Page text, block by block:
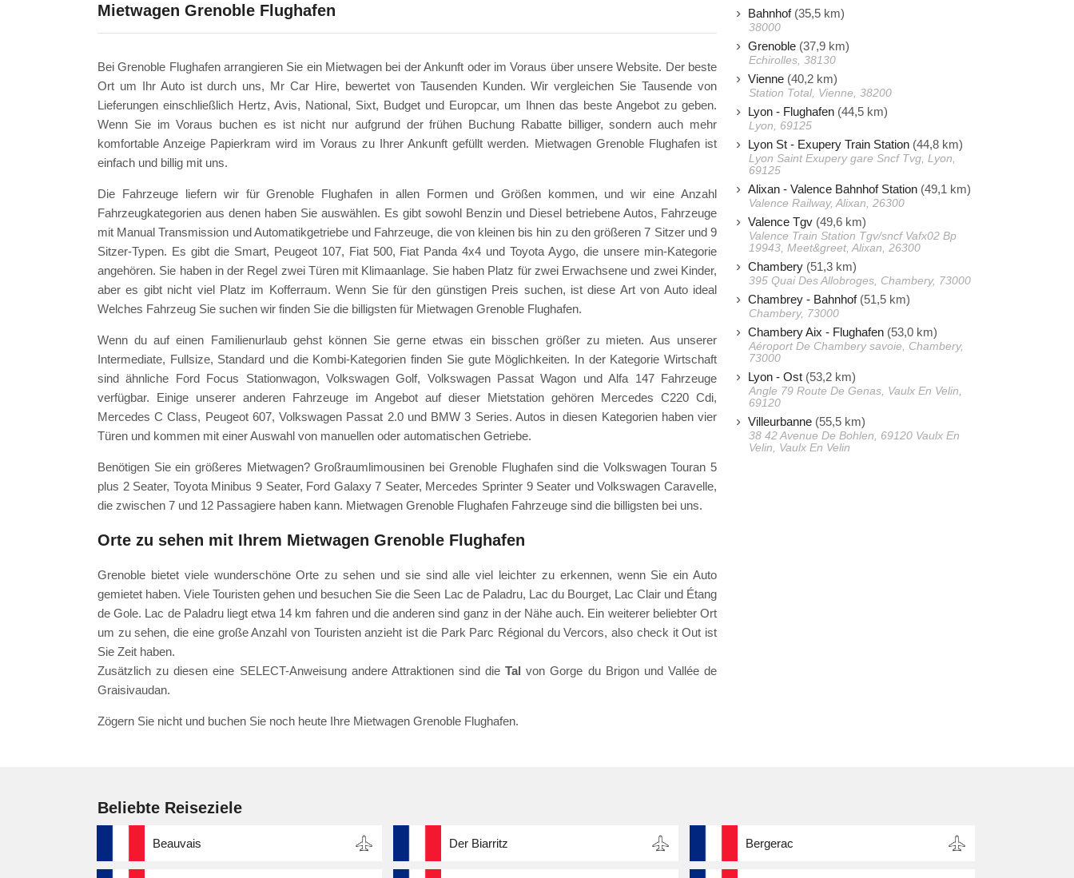
Mietwagen Grenoble Flughafen
Bei Grenoble Flughafen arrangieren Sie ein Mietwagen bei der Ankunft oder im Voraus über unsere Website. Der beste
Ort um Ihr Auto ist durch uns, Mr Car Hire, bewertet von Tausenden Kunden. Wir vergleichen Sie Tausende von
Lieferungen einschließlich Hertz, Avis, National, Sixt, Budget und Europcar, um Ihnen das beste Angebot zu geben.
Wenn Sie im Voraus buchen es ist nicht nur aufgrund der frühen Buchung Rabatte billiger, sondern auch mehr
komfortable Anzeige Papierkram wird im Voraus zu Ihrer Ankunft gefüllt werden. Mietwagen Grenoble Flughafen ist
einfach und billig mit uns.
Die Fahrzeuge liefern wir für Grenoble Flughafen in allen Formen und Größen kommen, und wir eine Anzahl
Fahrzeugkategorien aus denen haben Sie auswählen. Es gibt sowohl Benzin und Diesel betriebene Autos, Fahrzeuge
mit Manual Transmission und Automatikgetriebe und Fahrzeuge, die von kleinen bis hin zu den größeren 7 Sitzer und 9
Sitzer-Typen. Es gibt die Smart, Peugeot 107, Fiat 500, Fiat Panda 4x4 und Toyota Aygo, die unsere min-Kategorie
angehören. Sie haben in der Regel zwei Türen mit Klimaanlage. Sie haben Platz für zwei Erwachsene und zwei Kinder,
aber es gibt nicht viel Platz im Kofferraum. Wenn Sie für den günstigen Preis suchen, ist diese Art von Auto ideal
Welches Fahrzeug Sie suchen wir finden Sie die billigsten für Mietwagen Grenoble Flughafen.
Wenn du auf einen Familienurlaub gehst können Sie gerne etwas ein bisschen größer zu mieten. Aus unserer
Intermediate, Fullsize, Standard und die Kombi-Kategorien finden Sie gute Möglichkeiten. In der Kategorie Wirtschaft
sind ähnliche Ford Focus Stationwagon, Volkswagen Golf, Volkswagen Passat Wagon und Alfa 147 Fahrzeuge
verfügbar. Einige unserer anderen Fahrzeuge im Angebot auf dieser Mietstation gehören Mercedes C220 Cdi,
Mercedes C Class, Peugeot 607, Volkswagen Passat 2.0 und BMW 3 Series. Autos in diesen Kategorien haben vier
Türen und kommen mit einer Auswahl von manuellen oder automatischen Getriebe.
Benötigen Sie ein größeres Mietwagen? Großraumlimousinen bei Grenoble Flughafen sind die Volkswagen Touran 5
plus 2 Seater, Toyota Minibus 9 Seater, Ford Galaxy 7 Seater, Mercedes Sprinter 9 Seater und Volkswagen Caravelle,
die zwischen 7 und 12 Passagiere haben kann. Mietwagen Grenoble Flughafen Fahrzeuge sind die billigsten bei uns.
Orte zu sehen mit Ihrem Mietwagen Grenoble Flughafen
Grenoble bietet viele wunderschöne Orte zu sehen und sie sind alle viel leichter zu erkennen, wenn Sie ein Auto
gemietet haben. Viele Touristen gehen und besuchen Sie die Seen Lac de Paladru, Lac du Bourget, Lac Clair und Étang
de Gole. Lac de Paladru liegt etwa 14 km fahren und die anderen sind ganz in der Nähe auch. Ein weiterer beliebter Ort
um zu sehen, die eine große Anzahl von Touristen anzieht ist die Park Parc Régional du Vercors, also check it Out ist
Sie Zeit haben.
Zusätzlich zu diesen eine SELECT-Anweisung andere Attraktionen sind dieTal von Gorge du Brigon und Vallée de
Graisivaudan.
Zögern Sie nicht und buchen Sie noch heute Ihre Mietwagen Grenoble Flughafen.
Bahnhof(35,5 km)
38000
Grenoble (37,9 km)
Echirolles, 38130
Vienne (40,2 km)
Station Total, Vienne, 38200
Lyon - Flughafen (44,5 km)
Lyon, 69125
Lyon St - Exupery Train Station (44,8 km)
Lyon Saint Exupery gare Sncf Tvg, Lyon,
69125
Alixan - Valence Bahnhof Station (49,1 km)
Valence Railway, Alixan, 26300
Valence Tgv (49,6 km)
Valence Train Station Tgv/sncf Vafx02 Bp
19943, Meet&greet, Alixan, 26300
Chambery (51,3 km)
395 Quai Des Allobroges, Chambery, 73000
Chambrey - Bahnhof(51,5 km)
Chambery, 73000
Chambery Aix - Flughafen (53,0 km)
Aéroport De Chambery savoie, Chambery,
73000
Lyon - Ost (53,2 km)
Angle 79 Route De Genas, Vaulx En Velin,
69120
Villeurbanne (55,5 km)
38 42 Avenue De Bohlen, 69120 Vaulx En
Velin, Vaulx En Velin
Beliebte Reiseziele
Beauvais Der Biarritz Bergerac